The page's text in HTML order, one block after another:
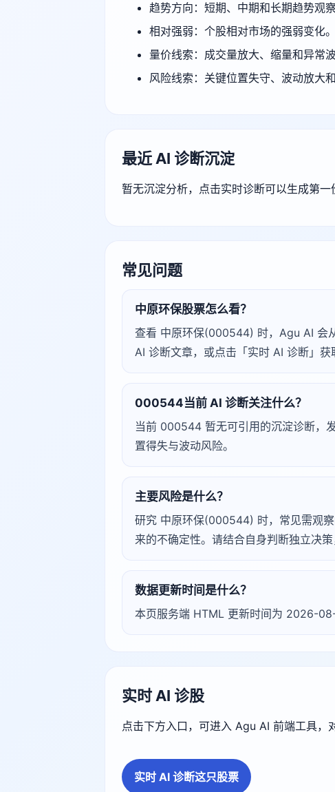
趋势方向：短期、中期和长期趋势观察
相对强弱：个股相对市场的强弱变化。
量价线索：成交量放大、缩量和异常波
风险线索：关键位置失守、波动放大和
最近 AI 诊断沉淀
暂无沉淀分析，点击实时诊断可以生成第一
常见问题
中原环保股票怎么看？
查看 中原环保(000544) 时，Agu AI 会
AI 诊断文章，或点击「实时 AI 诊断」获
000544当前 AI 诊断关注什么？
当前 000544 暂无可引用的沉淀诊断，
置得失与波动风险。
主要风险是什么？
研究 中原环保(000544) 时，常见需观
来的不确定性。请结合自身判断独立决策
数据更新时间是什么？
本页服务端 HTML 更新时间为 2026-
实时 AI 诊股
点击下方入口，可进入 Agu AI 前端工具，
实时 AI 诊断这只股票